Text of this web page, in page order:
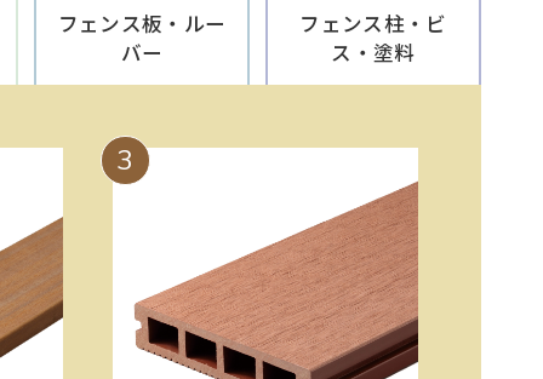
フェンス板・ルー
バー
フェンス柱・ビ
ス・塗料
3